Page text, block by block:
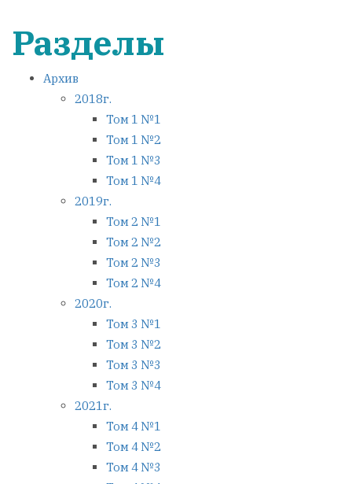
Разделы
Архив
2018г.
Том 1 №1
Том 1 №2
Том 1 №3
Том 1 №4
2019г.
Том 2 №1
Том 2 №2
Том 2 №3
Том 2 №4
2020г.
Том 3 №1
Том 3 №2
Том 3 №3
Том 3 №4
2021г.
Том 4 №1
Том 4 №2
Том 4 №3